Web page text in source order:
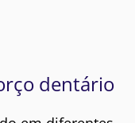
dentário